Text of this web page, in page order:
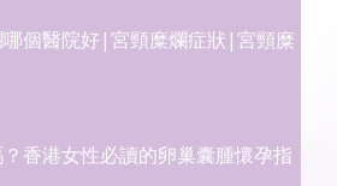
個醫院好|宮頸糜爛症狀|宮頸糜
香港女性必讀的卵巢囊腫懷孕指